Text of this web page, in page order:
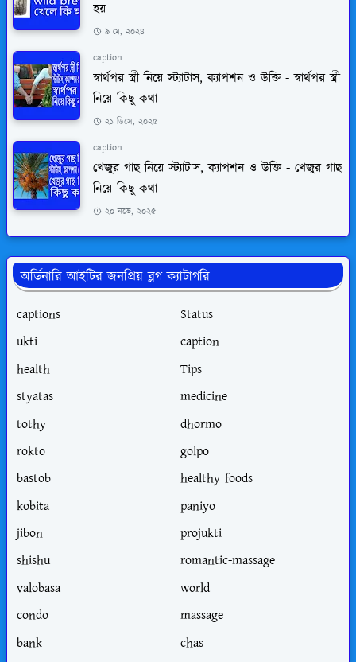
হয়
৯ মে, ২০২৪
caption
স্বার্থপর স্ত্রী নিয়ে স্ট্যাটাস, ক্যাপশন ও উক্তি - স্বার্থপর স্ত্রী
নিয়ে কিছু কথা
২১ ডিসে, ২০২৫
caption
খেজুর গাছ নিয়ে স্ট্যাটাস, ক্যাপশন ও উক্তি - খেজুর গাছ
নিয়ে কিছু কথা
২০ নভে, ২০২৫
অর্ডিনারি আইটির জনপ্রিয় ব্লগ ক্যাটাগরি
captions
Status
ukti
caption
health
Tips
styatas
medicine
tothy
dhormo
rokto
golpo
bastob
healthy foods
kobita
paniyo
jibon
projukti
shishu
romantic-massage
valobasa
world
condo
massage
bank
chas